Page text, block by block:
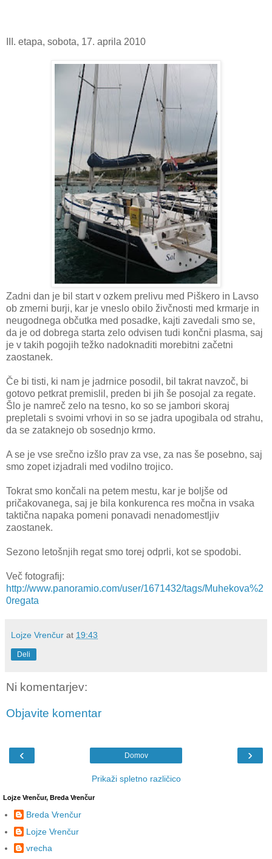
III. etapa, sobota, 17. aprila 2010
Zadni dan je bil start v ozkem prelivu med Piškero in Lavso
ob zmerni burji, kar je vneslo obilo živčnosti med krmarje in
neugodnega občutka med posadke, kajti zavedali smo se,
da je od dobrega starta zelo odvisen tudi končni plasma, saj
je v takih pogojih težko nadoknaditi morebitni začetni
zaostanek.
Če bi tisti, ki nam je jadrnice posodil, bil takrat navzoč, bi
gotovo petkrat premislil, preden bi jih še posojal za regate.
Šlo je namreč zelo na tesno, ko so se jambori skoraj
prepletali s svoimi vrhovi in so se jadra upogibala od strahu,
da se zataknejo ob sosednjo krmo.
A se je vse srečno izšlo prav za vse, za nas še posebno, saj
smo zopet izjadrali med vodilno trojico.
Tokrat smo končali na petem mestu, kar je boljše od
pričakovanega, saj je bila konkurenca res močna in vsaka
taktična napaka pomeni ponavadi nenadomestljiv
zaostanek.
Sezono letošnjih regat smo torej odprli, kot se spodobi.
Več fotografij:
http://www.panoramio.com/user/1671432/tags/Muhekova%2
0regata
Lojze Vrenčur at 19:43
Deli
Ni komentarjev:
Objavite komentar
‹ ›
Domov
Prikaži spletno različico
Lojze Vrenčur, Breda Vrenčur
Breda Vrenčur
Lojze Vrenčur
vrecha